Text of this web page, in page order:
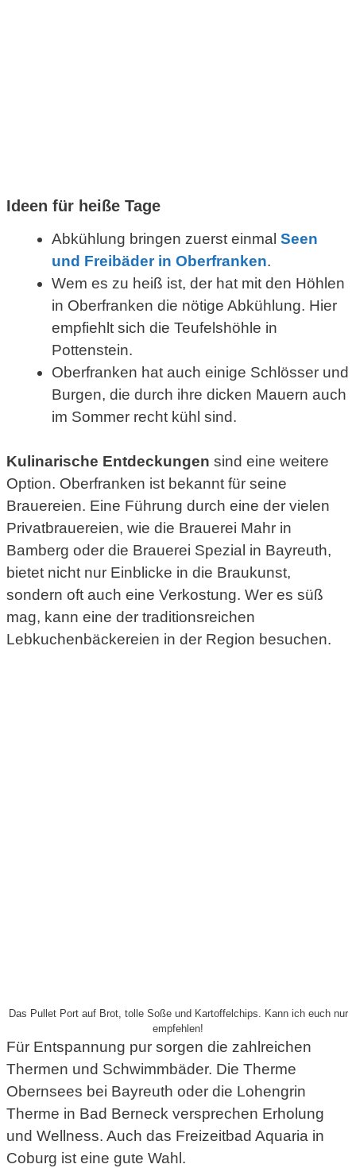
Ideen für heiße Tage
Abkühlung bringen zuerst einmal Seen
und Freibäder in Oberfranken.
Wem es zu heiß ist, der hat mit den Höhlen
in Oberfranken die nötige Abkühlung. Hier
empfiehlt sich die Teufelshöhle in
Pottenstein.
Oberfranken hat auch einige Schlösser und
Burgen, die durch ihre dicken Mauern auch
im Sommer recht kühl sind.
Kulinarische Entdeckungen sind eine weitere
Option. Oberfranken ist bekannt für seine
Brauereien. Eine Führung durch eine der vielen
Privatbrauereien, wie die Brauerei Mahr in
Bamberg oder die Brauerei Spezial in Bayreuth,
bietet nicht nur Einblicke in die Braukunst,
sondern oft auch eine Verkostung. Wer es süß
mag, kann eine der traditionsreichen
Lebkuchenbäckereien in der Region besuchen.
Das Pullet Port auf Brot, tolle Soße und Kartoffelchips. Kann ich euch nur
empfehlen!
Für Entspannung pur sorgen die zahlreichen
Thermen und Schwimmbäder. Die Therme
Obernsees bei Bayreuth oder die Lohengrin
Therme in Bad Berneck versprechen Erholung
und Wellness. Auch das Freizeitbad Aquaria in
Coburg ist eine gute Wahl.